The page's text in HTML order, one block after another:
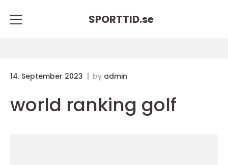
SPORTTID.se
14. September 2023 by admin
world ranking golf